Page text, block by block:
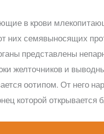
в крови
них семявыносящих
представлены
желточников и
оотипом. От него
которой открывается